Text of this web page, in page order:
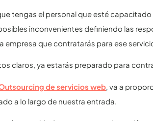
tengas el personal que esté
inconvenientes definiendo las
empresa que contratarás para ese
claros, ya estarás preparado para
de servicios web , va a
a lo largo de nuestra entrada.